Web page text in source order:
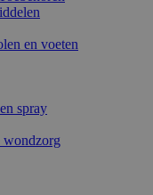
en voeten
spray
wondzorg